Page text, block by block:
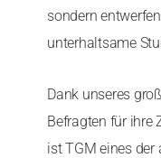
sondern
unterhaltsame
Dank unseres
Befragten für ihre
ist TGM eines